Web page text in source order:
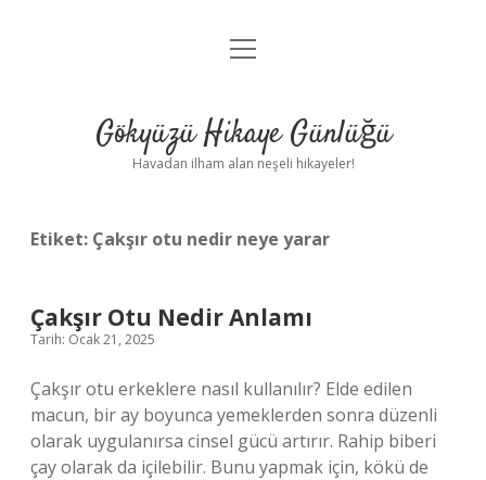
Anasayfa
Yasal Uyarı
menüyü
Gökyüzü Hikaye Günlüğü
Havadan ilham alan neşeli hikayeler!
Etiket: Çakşır otu nedir neye yarar
Çakşır Otu Nedir Anlamı
Tarih: Ocak 21, 2025
Çakşır otu erkeklere nasıl kullanılır? Elde edilen
macun, bir ay boyunca yemeklerden sonra düzenli
olarak uygulanırsa cinsel gücü artırır. Rahip biberi
çay olarak da içilebilir. Bunu yapmak için, kökü de